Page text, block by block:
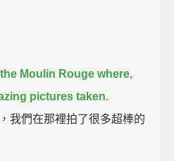
Moulin Rouge where,
pictures taken.
我們在那裡拍了很多超棒的